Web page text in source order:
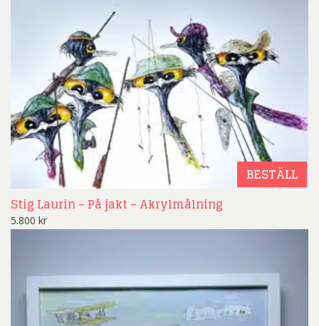
BESTÄLL
Stig Laurin – På jakt – Akrylmålning
5.800 kr